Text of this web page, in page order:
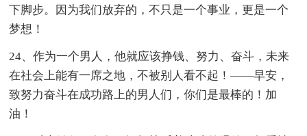
下脚步。因为我们放弃的，不只是一个事业，更是一个
梦想！
24、作为一个男人，他就应该挣钱、努力、奋斗，未来
在社会上能有一席之地，不被别人看不起！——早安，
致努力奋斗在成功路上的男人们，你们是最棒的！加
油！